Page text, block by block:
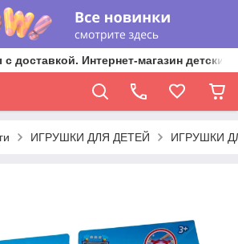
доставкой. Интернет-магазин
ИГРУШКИ ДЛЯ ДЕТЕЙ ИГРУШКИ